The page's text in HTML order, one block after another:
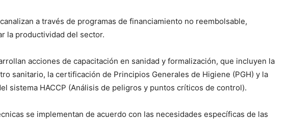
a través de programas de financiamiento no reembolsable,
la productividad del sector.
acciones de capacitación en sanidad y formalización, que incluyen la
sanitario, la certificación de Principios Generales de Higiene (PGH) y la
sistema HACCP (Análisis de peligros y puntos críticos de control).
se implementan de acuerdo con las necesidades específicas de las